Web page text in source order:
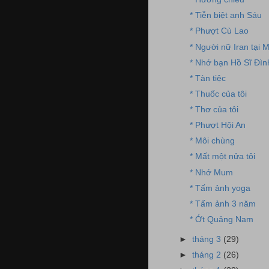
* Tiễn biệt anh Sáu
* Phượt Cù Lao
* Người nữ Iran tại
* Nhớ bạn Hồ Sĩ
* Tàn tiệc
* Thuốc của tôi
* Thơ của tôi
* Phượt Hội An
* Môi chùng
* Mất một nửa tôi
* Nhớ Mum
* Tấm ảnh yoga
* Tấm ảnh 3 năm
* Ớt Quảng Nam
►tháng 3 (29)
►tháng 2 (26)